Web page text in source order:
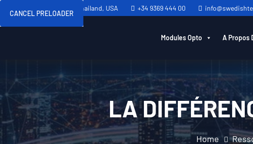
CANCEL PRELOADER
Sweden, Spain, Thailand, USA +34 9369 444 00
Modules Opto A Propos
LA
Home